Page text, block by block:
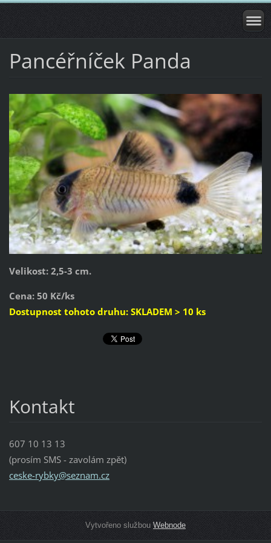
Pancéřníček Panda
Velikost: 2,5-3 cm.
Cena: 50 Kč/ks
Dostupnost tohoto druhu: SKLADEM > 10 ks
Kontakt
607 10 13 13
(prosím SMS - zavolám zpět)
ceske-rybky@seznam.cz
Vytvořeno službouWebnode